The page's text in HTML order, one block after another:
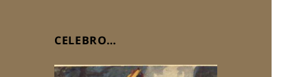
CELEBRO…